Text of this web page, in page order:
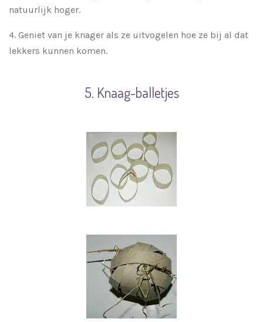
natuurlijk hoger.
4. Geniet van je knager als ze uitvogelen hoe ze bij al dat
lekkers kunnen komen.
5. Knaag-balletjes